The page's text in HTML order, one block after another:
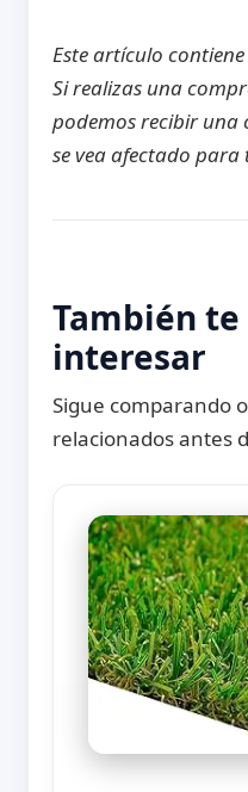
Este artículo
Si realizas una
podemos recibir una
se vea afectado para
También
interesar
Sigue comparando
relacionados antes